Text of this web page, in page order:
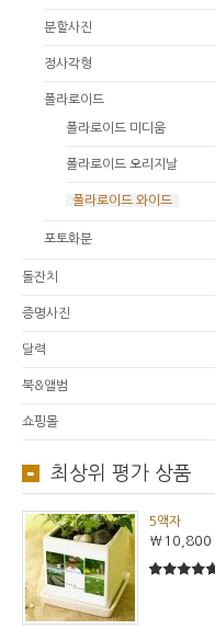
분할사진
정사각형
폴라로이드
폴라로이드 미디움
폴라로이드 오리지날
폴라로이드 와이드
포토화분
돌잔치
증명사진
달력
북&앨범
쇼핑몰
최상위 평가 상품
5액자
₩10,800